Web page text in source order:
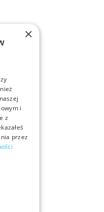
×
i
z
przez